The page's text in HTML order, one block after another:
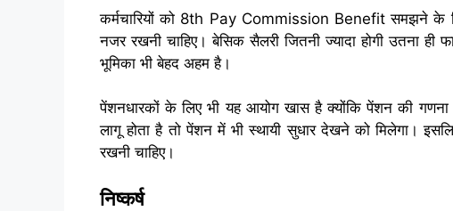
कर्मचारियों को 8th Pay Commission Benefit समझने के
नजर रखनी चाहिए। बेसिक सैलरी जितनी ज्यादा होगी उतना
भूमिका भी बेहद अहम है।
पेंशनधारकों के लिए भी यह आयोग खास है क्योंकि पेंशन की
लागू होता है तो पेंशन में भी स्थायी सुधार देखने को मिलेगा।
रखनी चाहिए।
निष्कर्ष